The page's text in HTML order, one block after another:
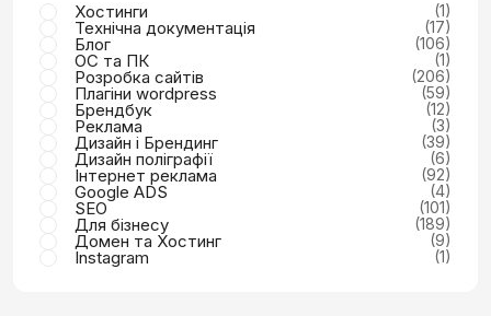
Хостинги (1)
Технічна документація (17)
Блог (106)
ОС та ПК (1)
Розробка сайтів (206)
Плагіни wordpress (59)
Брендбук (12)
Реклама (3)
Дизайн і Брендинг (39)
Дизайн поліграфії (6)
Інтернет реклама (92)
Google ADS (4)
SEO (101)
Для бізнесу (189)
Домен та Хостинг (9)
Instagram (1)